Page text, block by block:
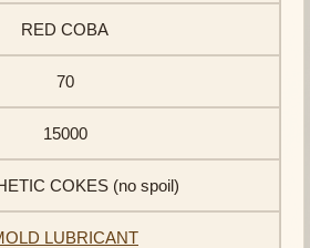
RED COBA
70
15000
COKES (no spoil)
LUBRICANT